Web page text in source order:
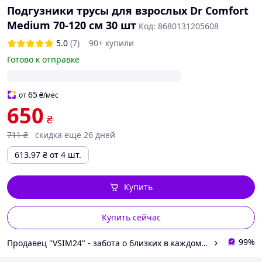
Подгузники трусы для взрослых Dr Comfort
Medium 70-120 см 30 шт Код: 8680131205608
5.0 (7)
90+ купили
Готово к отправке
от65₴/мес
650 ₴
711 ₴
скидка еще 26 дней
613.97 ₴ от 4 шт.
Купить сейчас
Купить
Продавец "VSIM24" - забота о близких в каждом доме! 99%